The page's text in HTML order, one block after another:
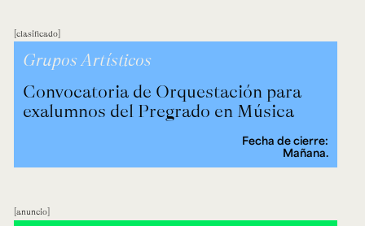
clasificado
Grupos Artísticos
Convocatoria de Orquestación para
exalumnos del Pregrado en Música
Fecha de cierre:
Mañana.
anuncio